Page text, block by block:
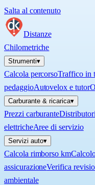
Salta al contenuto
Distanze
Chilometriche
Strumenti▾
Calcola percorsoTraffico in
pedaggioAutovelox e tutor
Carburante & ricarica▾
Prezzi carburante
elettricheAree di servizio
Servizi auto▾
Calcola rimborso km
assicurazioneVerifica
ambientale